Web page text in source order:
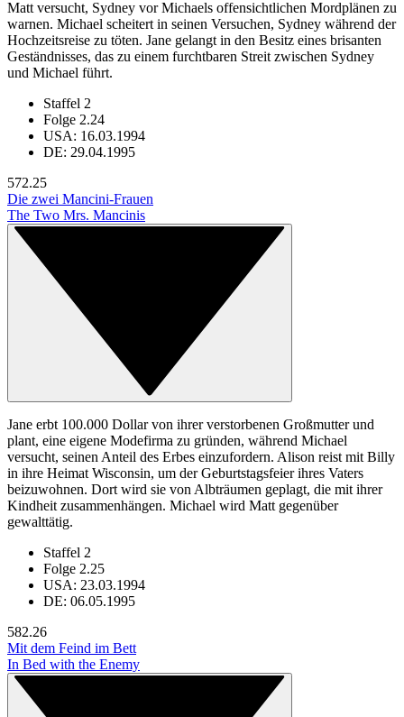
Matt versucht, Sydney vor Michaels offensichtlichen Mordplänen zu
warnen. Michael scheitert in seinen Versuchen, Sydney während der
Hochzeitsreise zu töten. Jane gelangt in den Besitz eines brisanten
Geständnisses, das zu einem furchtbaren Streit zwischen Sydney
und Michael führt.
Staffel 2
Folge 2.24
USA: 16.03.1994
DE: 29.04.1995
572.25
Die zwei Mancini-Frauen
The Two Mrs. Mancinis
Jane erbt 100.000 Dollar von ihrer verstorbenen Großmutter und
plant, eine eigene Modefirma zu gründen, während Michael
versucht, seinen Anteil des Erbes einzufordern. Alison reist mit Billy
in ihre Heimat Wisconsin, um der Geburtstagsfeier ihres Vaters
beizuwohnen. Dort wird sie von Albträumen geplagt, die mit ihrer
Kindheit zusammenhängen. Michael wird Matt gegenüber
gewalttätig.
Staffel 2
Folge 2.25
USA: 23.03.1994
DE: 06.05.1995
582.26
Mit dem Feind im Bett
In Bed with the Enemy